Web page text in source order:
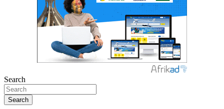
Search
Search